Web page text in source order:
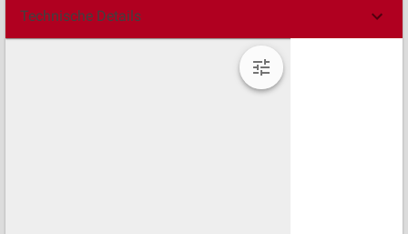
Technische Details